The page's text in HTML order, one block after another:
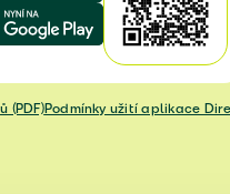
(PDF)Podmínky užití aplikace